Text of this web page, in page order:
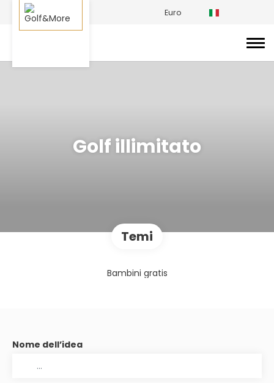
Euro
Golf illimitato
Temi
Bambini gratis
Nome dell’idea